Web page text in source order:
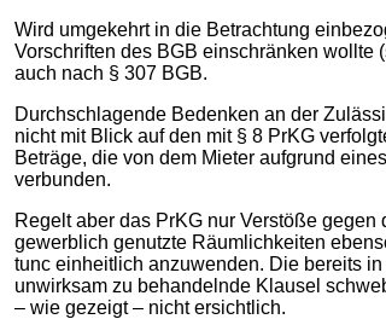
Wird umgekehrt in die Betrachtung
Vorschriften des BGB einschränken wollte
auch nach § 307 BGB.
Durchschlagende Bedenken an der
nicht mit Blick auf den mit § 8 PrKG
Beträge, die von dem Mieter aufgrund
verbunden.
Regelt aber das PrKG nur Verstöße
gewerblich genutzte Räumlichkeiten
tunc einheitlich anzuwenden. Die bereits
unwirksam zu behandelnde Klausel
– wie gezeigt – nicht ersichtlich.